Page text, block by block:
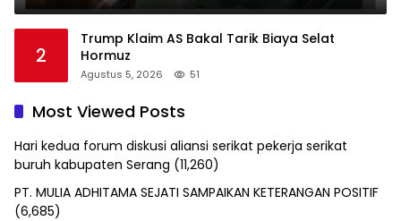
2
Trump Klaim AS Bakal Tarik Biaya Selat
Hormuz
Agustus 5, 2026 51
Most Viewed Posts
Hari kedua forum diskusi aliansi serikat pekerja serikat
buruh kabupaten Serang (11,260)
PT. MULIA ADHITAMA SEJATI SAMPAIKAN KETERANGAN POSITIF
(6,685)